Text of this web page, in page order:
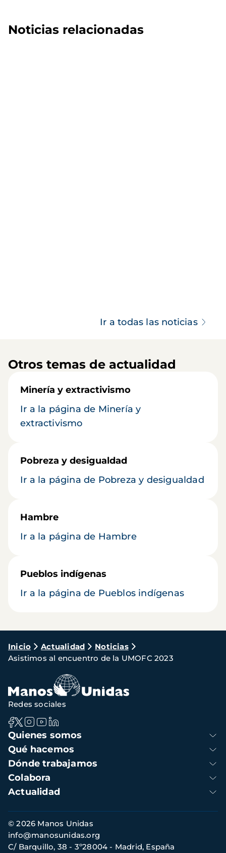
Noticias relacionadas
Ir a todas las noticias
Otros temas de actualidad
Minería y extractivismo
Ir a la página de Minería y
extractivismo
Pobreza y desigualdad
Ir a la página de Pobreza y desigualdad
Hambre
Ir a la página de Hambre
Pueblos indígenas
Ir a la página de Pueblos indígenas
Ruta
de
navegación
Inicio Actualidad
Noticias
Asistimos al encuentro de la UMOFC 2023
Navegación
principal
Quienes somos
Qué hacemos
Dónde trabajamos
Colabora
Actualidad
Redes sociales
Información
de
contacto
© 2026 Manos Unidas
C/ Barquillo, 38 - 3º28004 - Madrid, España
info@manosunidas.org